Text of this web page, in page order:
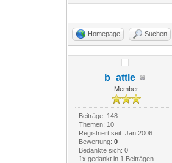
Homepage Suchen
b_attle
Member
Beiträge: 148
Themen: 10
Registriert seit: Jan 2006
Bewertung: 0
Bedankte sich: 0
1x gedankt in 1 Beiträgen